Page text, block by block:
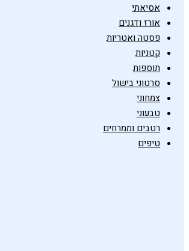
אסיאתי
אורז ודגנים
פסטה ואטריות
קטניות
תוספות
סרטוני בישול
צמחוני
טבעוני
רטבים וממרחים
טיפים